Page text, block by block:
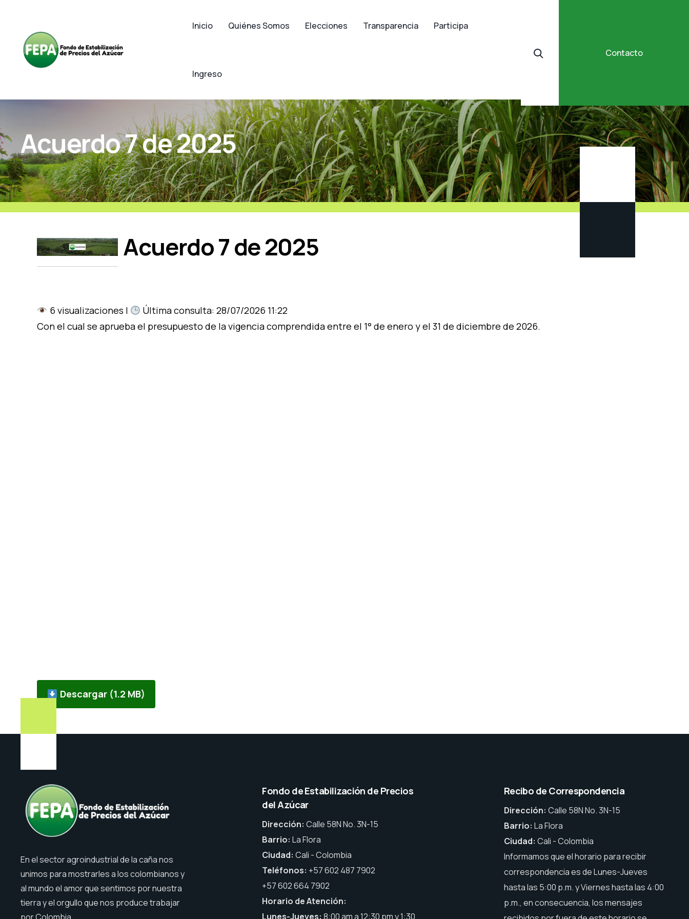
Inicio Quiénes Somos Elecciones Transparencia Participa
Ingreso
Contacto
Acuerdo 7 de 2025
Acuerdo 7 de 2025
6 visualizaciones |
Última consulta: 28/07/2026 11:22
Con el cual se aprueba el presupuesto de la vigencia comprendida entre el 1° de enero y el 31 de diciembre de 2026.
Descargar (1.2 MB)
En el sector agroindustrial de la caña nos
unimos para mostrarles a los colombianos y
al mundo el amor que sentimos por nuestra
tierra y el orgullo que nos produce trabajar
Fondo de Estabilización de Precios
del Azúcar
Dirección: Calle 58N No. 3N-15
Barrio: La Flora
Ciudad: Cali - Colombia
Teléfonos: +57 602 487 7902
+57 602 664 7902
Horario de Atención:
Lunes-Jueves: 8:00 am a 12:30 pm y 1:30
Recibo de Correspondencia
Dirección: Calle 58N No. 3N-15
Barrio: La Flora
Ciudad: Cali - Colombia
Informamos que el horario para recibir
correspondencia es de Lunes-Jueves
hasta las 5:00 p.m. y Viernes hasta las 4:00
p.m., en consecuencia, los mensajes